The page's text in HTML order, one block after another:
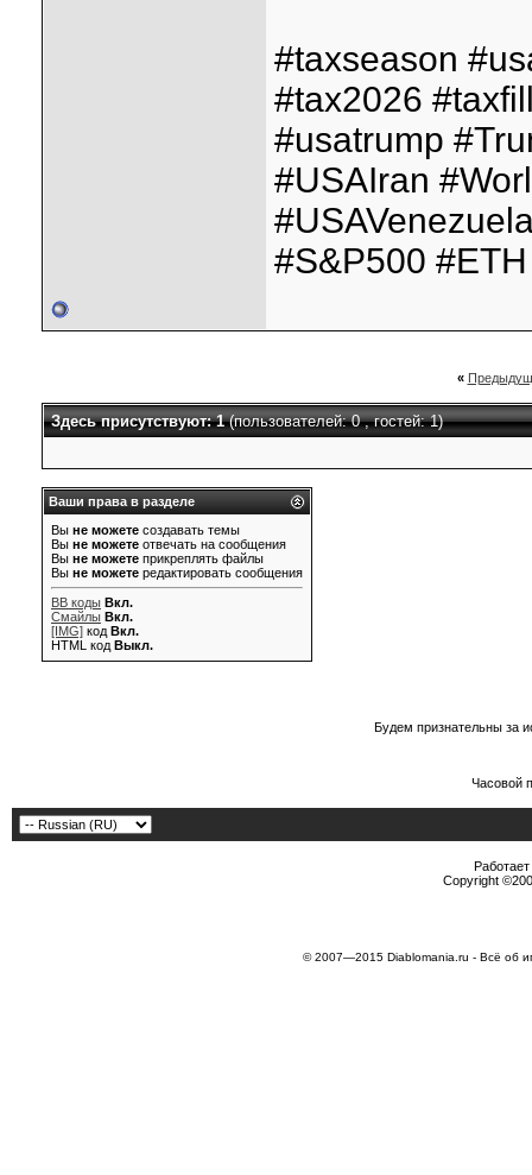
#taxseason
#tax2026
#usatrump
#USAIran
#S&P500
«
Здесь присутствуют: 1(пользователей: 0 , гостей: 1)
Ваши права в разделе
Вы не можете создавать темы
Вы не можете отвечать на сообщения
Вы не можете прикреплять файлы
Вы не можете редактировать сообщения
BB коды Вкл.
Смайлы Вкл.
[IMG] код Вкл.
HTML код Выкл.
Будем признательны за
Часовой
Copyright
© 2007—2015 Diablomania.ru - Всё об